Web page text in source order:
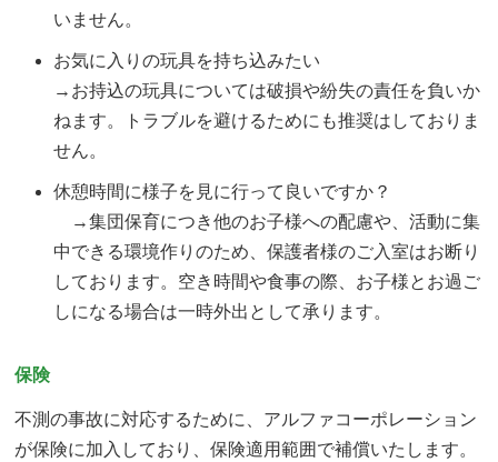
いません。
お気に入りの玩具を持ち込みたい
→お持込の玩具については破損や紛失の責任を負いか
ねます。トラブルを避けるためにも推奨はしておりま
せん。
休憩時間に様子を見に行って良いですか？
→集団保育につき他のお子様への配慮や、活動に集
中できる環境作りのため、保護者様のご入室はお断り
しております。空き時間や食事の際、お子様とお過ご
しになる場合は一時外出として承ります。
保険
不測の事故に対応するために、アルファコーポレーション
が保険に加入しており、保険適用範囲で補償いたします。